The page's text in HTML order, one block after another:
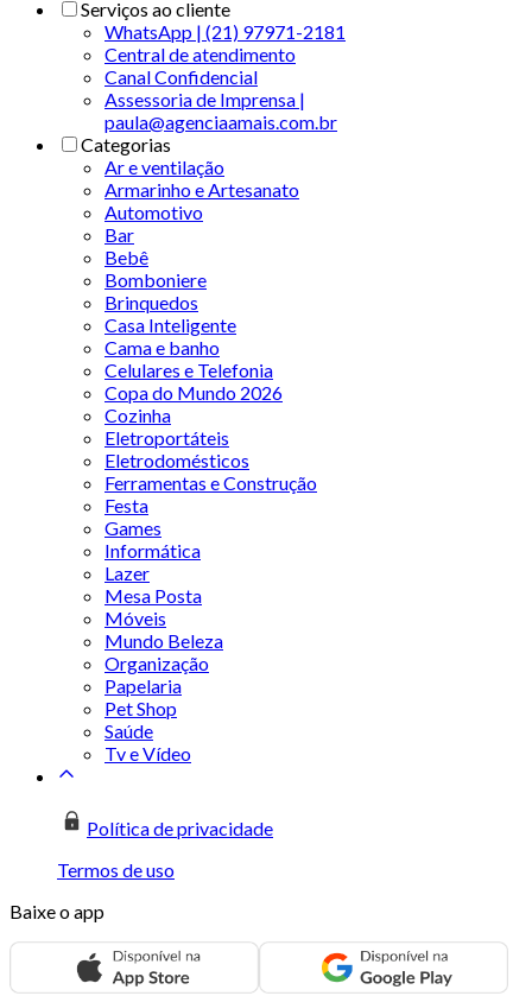
Serviços ao cliente
WhatsApp | (21) 97971-2181
Central de atendimento
Canal Confidencial
Assessoria de Imprensa |
paula@agenciaamais.com.br
Categorias
Ar e ventilação
Armarinho e Artesanato
Automotivo
Bar
Bebê
Bomboniere
Brinquedos
Casa Inteligente
Cama e banho
Celulares e Telefonia
Copa do Mundo 2026
Cozinha
Eletroportáteis
Eletrodomésticos
Ferramentas e Construção
Festa
Games
Informática
Lazer
Mesa Posta
Móveis
Mundo Beleza
Organização
Papelaria
Pet Shop
Saúde
Tv e Vídeo
Política de privacidade
Termos de uso
Baixe o app